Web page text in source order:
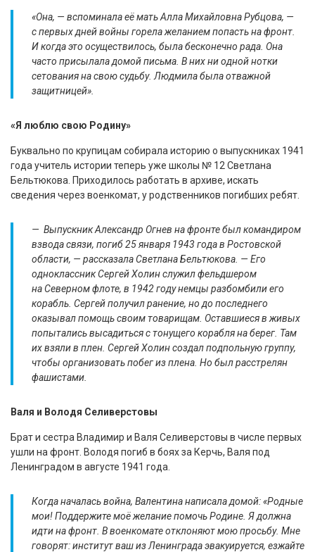
«Она, — вспоминала её мать Алла Михайловна Рубцова, —
с первых дней войны горела желанием попасть на фронт.
И когда это осуществилось, была бесконечно рада. Она
часто присылала домой письма. В них ни одной нотки
сетования на свою судьбу. Людмила была отважной
защитницей».
«Я люблю свою Родину»
Буквально по крупицам собирала историю о выпускниках 1941
года учитель истории теперь уже школы № 12 Светлана
Бельтюкова. Приходилось работать в архиве, искать
сведения через военкомат, у родственников погибших ребят.
— Выпускник Александр Огнев на фронте был командиром
взвода связи, погиб 25 января 1943 года в Ростовской
области, — рассказала Светлана Бельтюкова. — Его
одноклассник Сергей Холин служил фельдшером
на Северном флоте, в 1942 году немцы разбомбили его
корабль. Сергей получил ранение, но до последнего
оказывал помощь своим товарищам. Оставшиеся в живых
попытались высадиться с тонущего корабля на берег. Там
их взяли в плен. Сергей Холин создал подпольную группу,
чтобы организовать побег из плена. Но был расстрелян
фашистами.
Валя и Володя Селиверстовы
Брат и сестра Владимир и Валя Селиверстовы в числе первых
ушли на фронт. Володя погиб в боях за Керчь, Валя под
Ленинградом в августе 1941 года.
Когда началась война, Валентина написала домой: «Родные
мои! Поддержите моё желание помочь Родине. Я должна
идти на фронт. В военкомате отклоняют мою просьбу. Мне
говорят: институт ваш из Ленинграда эвакуируется, езжайте